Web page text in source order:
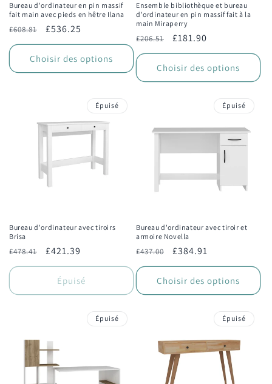
Bureau d'ordinateur en pin massif
fait main avec pieds en hêtre Ilana
Prix
habituel
£608.81
Prix
promotionnel
£536.25
Choisir des options
Ensemble bibliothèque et bureau
d'ordinateur en pin massif fait à la
main Miraperry
Prix
habituel
£206.51
Prix
promotionnel
£181.90
Choisir des options
Épuisé
Bureau d'ordinateur avec tiroirs
Brisa
Prix
habituel
£478.41
Prix
promotionnel
£421.39
Épuisé
Épuisé
Bureau d'ordinateur avec tiroir et
armoire Novella
Prix
habituel
£437.00
Prix
promotionnel
£384.91
Choisir des options
Épuisé Épuisé